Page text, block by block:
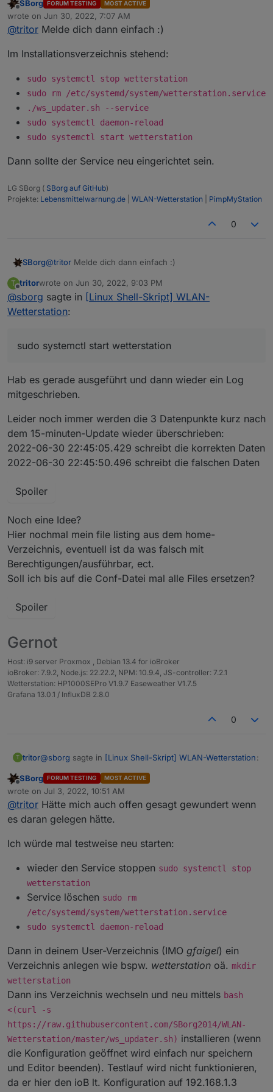
Bin den Rest der Woche unterwegs und können wir das
fürs Wochenende aufschieben?
Offline
SBorg FORUM TESTING MOST ACTIVE
wrote on Jun 30, 2022, 7:07 AM
last edited by
@tritor Melde dich dann einfach :)
Im Installationsverzeichnis stehend:
sudo systemctl stop wetterstation
sudo rm /etc/systemd/system/wetterstation.service
./ws_updater.sh --service
sudo systemctl daemon-reload
sudo systemctl start wetterstation
Dann sollte der Service neu eingerichtet sein.
LG SBorg ( SBorg auf GitHub)
Projekte: Lebensmittelwarnung.de WLAN-Wetterstation PimpMyStation
0
SBorg@tritor Melde dich dann einfach :)
Im Installationsverzeichnis stehend:
sudo systemctl stop wetterstation
e
sudo systemctl start wetterstation
T
Offline
tritorwrote on Jun 30, 2022, 9:03 PM
last edited by
@sborg sagte in [Linux Shell-Skript] WLAN-
Wetterstation:
sudo systemctl start wetterstation
Hab es gerade ausgeführt und dann wieder ein Log
mitgeschrieben.
Leider noch immer werden die 3 Datenpunkte kurz nach
dem 15-minuten-Update wieder überschrieben:
2022-06-30 22:45:05.429 schreibt die korrekten Daten
2022-06-30 22:45:50.496 schreibt die falschen Daten
Spoiler
Noch eine Idee?
Hier nochmal mein file listing aus dem home-
Verzeichnis, eventuell ist da was falsch mit
Berechtigungen/ausführbar, ect.
Soll ich bis auf die Conf-Datei mal alle Files ersetzen?
Spoiler
Gernot
Host: i9 server Proxmox , Debian 13.4 for ioBroker
ioBroker: 7.9.2, Node.js: 22.22.2, NPM: 10.9.4, JS-controller: 7.2.1
Wetterstation: HP1000SEPro V1.9.7 Easeweather V1.7.5
Grafana 13.0.1 / InfluxDB 2.8.0
0
T tritor@sborg sagte in [Linux Shell-Skript] WLAN-Wetterstation:
sudo systemctl start wetterstation
Hab es gerade ausgeführt und dann wieder ein Log
Leider noch immer werden die 3 Datenpunkte kurz nach
2022-06-30 22:45:05.429 schreibt die korrekten Daten
Spoiler
Noch eine Idee?
Hier nochmal mein file listing aus dem home-Verzeichnis,
eventuell ist da was falsch mit
Soll ich bis auf die Conf-Datei mal alle Files ersetzen?
Spoiler
Offline
SBorg FORUM TESTING MOST ACTIVE
wrote on Jul 3, 2022, 10:51 AM
last edited by
@tritor Hätte mich auch offen gesagt gewundert wenn
es daran gelegen hätte.
Ich würde mal testweise neu starten:
wieder den Service stoppen sudo systemctl stop
wetterstation
Service löschen sudo rm
/etc/systemd/system/wetterstation.service
sudo systemctl daemon-reload
Dann in deinem User-Verzeichnis (IMO gfaigel) ein
Verzeichnis anlegen wie bspw. wetterstation oä. mkdir
wetterstation
Dann ins Verzeichnis wechseln und neu mittels bash
<(curl -s
https://raw.githubusercontent.com/SBorg2014/WLAN-
Wetterstation/master/ws_updater.sh) installieren (wenn
die Konfiguration geöffnet wird einfach nur speichern
und Editor beenden). Testlauf wird nicht funktionieren,
da er hier den ioB lt. Konfiguration auf 192.168.1.3